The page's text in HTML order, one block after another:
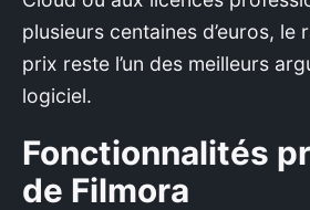
plusieurs centaines d’euros,
prix reste l’un des meilleurs
logiciel.
Fonctionnalités
de Filmora